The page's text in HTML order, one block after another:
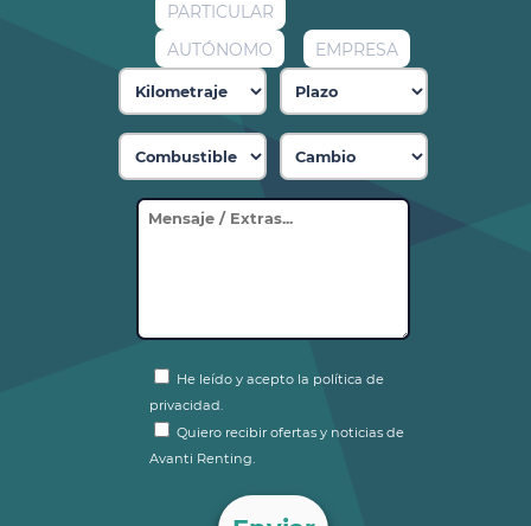
PARTICULAR
AUTÓNOMO
EMPRESA
He leído y acepto la política de
privacidad.
Quiero recibir ofertas y noticias de
Avanti Renting.